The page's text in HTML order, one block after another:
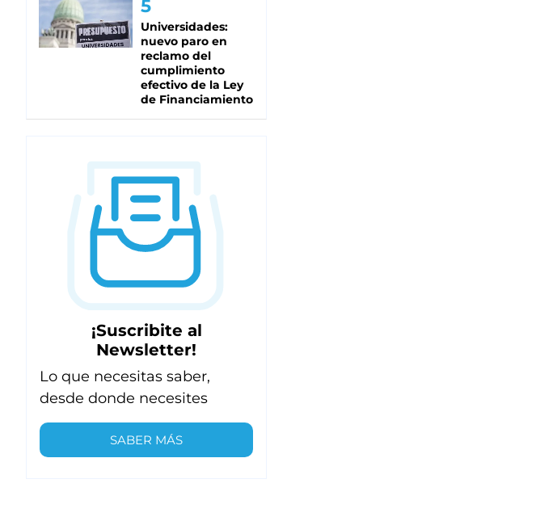
Universidades:
nuevo paro en
reclamo del
cumplimiento
efectivo de la Ley
de Financiamiento
¡Suscribite al
Newsletter!
Lo que necesitas saber,
desde donde necesites
SABER MÁS